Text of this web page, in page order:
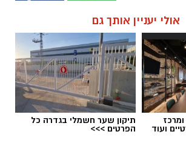
אולי יעניין אותך גם
ועוד
תיקון שער חשמלי בגדרה כל
הפרטים >>>